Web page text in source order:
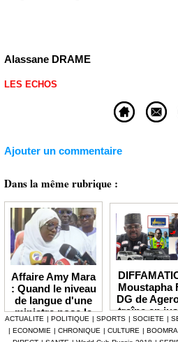
Alassane DRAME
LES ECHOS
Ajouter un commentaire
Dans la même rubrique :
Affaire Amy Mara
: Quand le niveau
de langue d'une
ministre pose la
question de la
compétence et de
Moustapha
DG de
traîne en
l’ex DRH
Amet
ACTUALITE POLITIQUE SPORTS SOCIETE
ECONOMIE CHRONIQUE CULTURE